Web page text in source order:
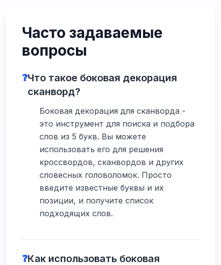
Часто задаваемые
вопросы
❓Что такое боковая декорация
сканворд?
Боковая декорация для сканворда -
это инструмент для поиска и подбора
слов из 5 букв. Вы можете
использовать его для решения
кроссвордов, сканвордов и других
словесных головоломок. Просто
введите известные буквы и их
позиции, и получите список
подходящих слов.
❓Как использовать боковая